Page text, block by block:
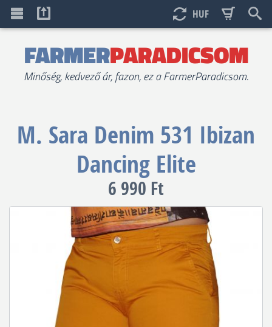
HUF
FARMERPARADICSOM
Minőség, kedvező ár, fazon, ez a FarmerParadicsom.
M. Sara Denim 531 Ibizan
Dancing Elite
6 990 Ft